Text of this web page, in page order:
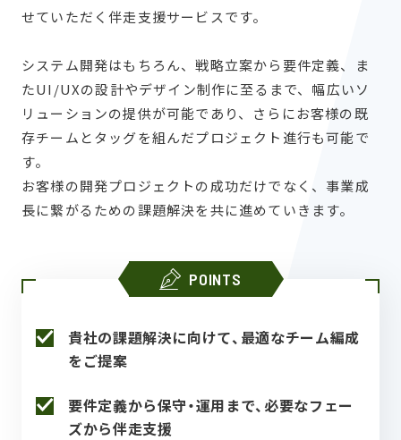
せていただく伴走支援サービスです。
システム開発はもちろん、戦略立案から要件定義、ま
たUI/UXの設計やデザイン制作に至るまで、幅広いソ
リューションの提供が可能であり、さらにお客様の既
存チームとタッグを組んだプロジェクト進行も可能で
す。
お客様の開発プロジェクトの成功だけでなく、事業成
長に繋がるための課題解決を共に進めていきます。
POINTS
貴社の課題解決に向けて、最適なチーム編成
をご提案
要件定義から保守・運用まで、必要なフェー
ズから伴走支援